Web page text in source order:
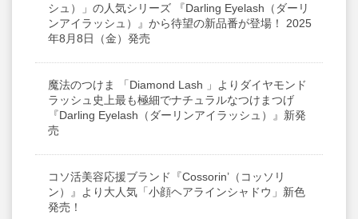
シュ）」の人気シリーズ 『Darling Eyelash（ダーリ
ンアイラッシュ）』から待望の新品番が登場！ 2025
年8月8日（金）発売
魔法のつけま 「Diamond Lash 」よりダイヤモンド
ラッシュ史上最も極細でナチュラルなつけまつげ
『Darling Eyelash（ダーリンアイラッシュ）』新発
売
コソ活美容応援ブランド『Cossorin’（コッソリ
ン）』より大人気「小顔ヘアラインシャドウ」新色
発売！